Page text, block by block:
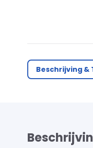
Beschrijving